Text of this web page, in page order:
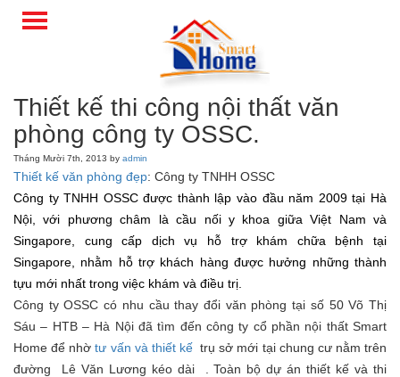
Thiết kế thi công nội thất văn
phòng công ty OSSC.
Tháng Mười 7th, 2013 by admin
Thiết kế văn phòng đẹp: Công ty TNHH OSSC
Công ty TNHH OSSC được thành lập vào đầu năm 2009 tại Hà
Nội, với phương châm là cầu nối y khoa giữa Việt Nam và
Singapore, cung cấp dịch vụ hỗ trợ khám chữa bệnh tại
Singapore, nhằm hỗ trợ khách hàng được hưởng những thành
tựu mới nhất trong việc khám và điều trị.
Công ty OSSC có nhu cầu thay đổi văn phòng tại số 50 Võ Thị
Sáu – HTB – Hà Nội đã tìm đến công ty cổ phần nội thất Smart
Home để nhờtư vấn và thiết kếtrụ sở mới tại chung cư nằm trên
đường Lê Văn Lương kéo dài . Toàn bộ dự án thiết kế và thi